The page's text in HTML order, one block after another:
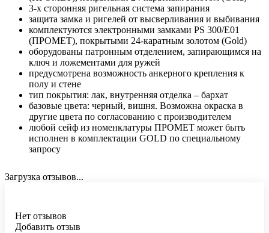
3-х сторонняя ригельная система запирания
защита замка и ригелей от высверливания и выбивания
комплектуются электронными замками PS 300/E01
(ПРОМЕТ), покрытыми 24-каратным золотом (Gold)
оборудованы патронным отделением, запирающимся на
ключ и ложементами для ружей
предусмотрена возможность анкерного крепления к
полу и стене
тип покрытия: лак, внутренняя отделка – бархат
базовые цвета: черный, вишня. Возможна окраска в
другие цвета по согласованию с производителем
любой сейф из номенклатуры ПРОМЕТ может быть
исполнен в комплектации GOLD по специальному
запросу
Загрузка отзывов...
Нет отзывов
Добавить отзыв